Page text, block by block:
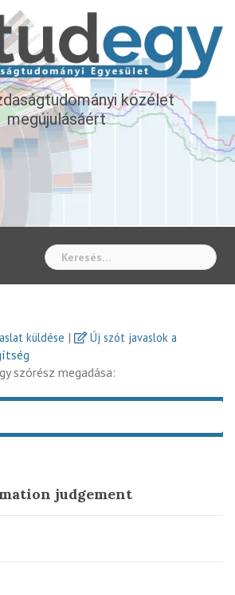
közélet
megújulásáért
küldése |
Új szót javaslok a
szórész megadása:
judgement